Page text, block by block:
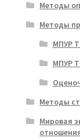
Методы
Методы
МПУР
МПУР
Методы
Мировая